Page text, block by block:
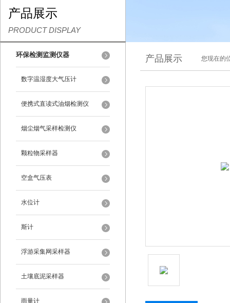
产品展示
PRODUCT DISPLAY
环保检测监测仪器
数字温湿度大气压计
便携式直读式油烟检测仪
烟尘烟气采样检测仪
颗粒物采样器
空盒气压表
水位计
斯计
浮游采集网采样器
土壤底泥采样器
雨量计
产品展示 您现在的